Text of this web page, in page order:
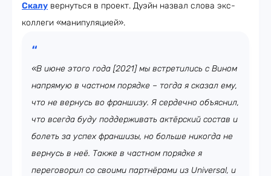
Скалу вернуться в проект. Дуэйн назвал слова экс-
коллеги «манипуляцией».
«В июне этого года [2021] мы встретились с Вином
напрямую в частном порядке – тогда я сказал ему,
что не вернусь во франшизу. Я сердечно объяснил,
что всегда буду поддерживать актёрский состав и
болеть за успех франшизы, но больше никогда не
вернусь в неё. Также в частном порядке я
переговорил со своими партнёрами из Universal, и